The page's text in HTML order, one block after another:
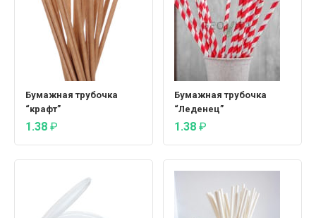
Бумажная трубочка
“крафт”
1.38 ₽
Бумажная трубочка
“Леденец”
1.38 ₽